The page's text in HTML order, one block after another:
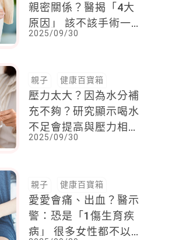
親密關係？醫揭「4大
原因」 該不該手術一
次看懂
2025/09/30
親子 健康百寶箱
壓力太大？因為水分補
充不夠？研究顯示喝水
不足會提高與壓力相關
疾病的風險
2025/09/30
親子 健康百寶箱
愛愛會痛、出血？醫示
警：恐是「1傷生育疾
病」 很多女性都不以